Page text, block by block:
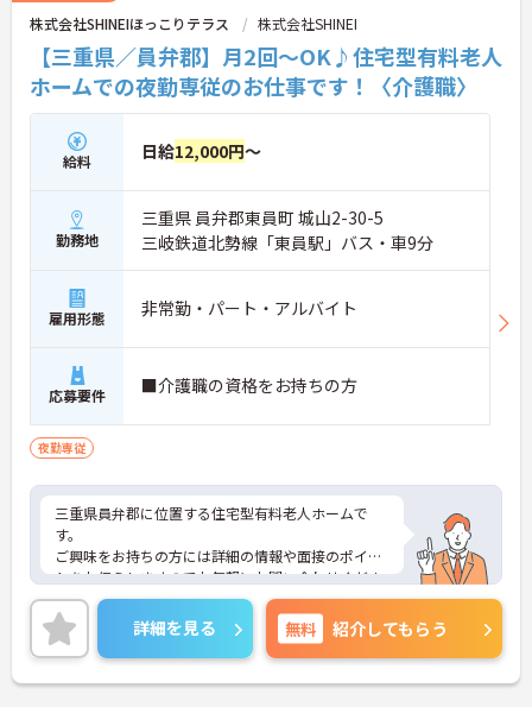
株式会社SHINEIほっこりテラス 株式会社SHINEI
【三重県／員弁郡】月2回～OK♪住宅型有料老人
ホームでの夜勤専従のお仕事です！〈介護職〉
給料 日給12,000円～
勤務地
三重県 員弁郡東員町 城山2-30-5
三岐鉄道北勢線「東員駅」バス・車9分
雇用形態 非常勤・パート・アルバイト
応募要件 ■介護職の資格をお持ちの方
夜勤専従
三重県員弁郡に位置する住宅型有料老人ホームで
す。
ご興味をお持ちの方には詳細の情報や面接のポイン
トをお伝えしますのでお気軽にお問い合わせくださ
いませ。
詳細を見る 無料 紹介してもらう